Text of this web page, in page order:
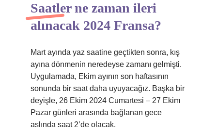
Saatler ne zaman ileri
alınacak 2024 Fransa?
Mart ayında yaz saatine geçtikten sonra, kış
ayına dönmenin neredeyse zamanı gelmişti.
Uygulamada, Ekim ayının son haftasının
sonunda bir saat daha uyuyacağız. Başka bir
deyişle, 26 Ekim 2024 Cumartesi – 27 Ekim
Pazar günleri arasında bağlanan gece
aslında saat 2’de olacak.